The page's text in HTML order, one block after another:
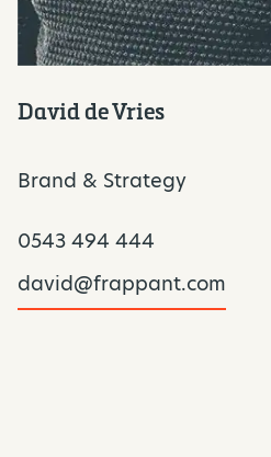
David de Vries
Brand & Strategy
0543 494 444
david@frappant.com